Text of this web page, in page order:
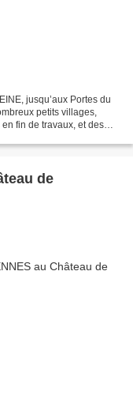
jusqu’aux Portes du
petits villages,
fin de travaux, et des
de